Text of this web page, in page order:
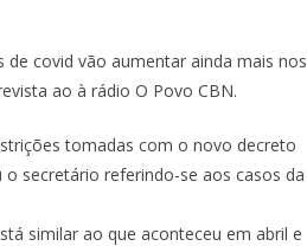
de covid vão aumentar ainda mais nos
ao à rádio O Povo CBN.
tomadas com o novo decreto
o secretário referindo-se aos casos da
similar ao que aconteceu em abril e